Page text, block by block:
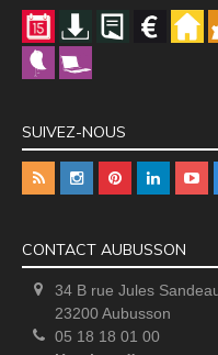
SUIVEZ-NOUS
CONTACT AUBUSSON
34 B rue Jules
23200 Aubusson
05 18 18 01 00